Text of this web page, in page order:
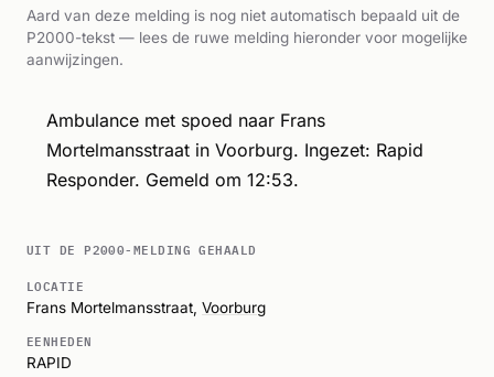
Aard van deze melding is nog niet automatisch bepaald uit de
P2000-tekst — lees de ruwe melding hieronder voor mogelijke
aanwijzingen.
Ambulance met spoed naar Frans
Mortelmansstraat in Voorburg. Ingezet: Rapid
Responder. Gemeld om 12:53.
UIT DE P2000-MELDING GEHAALD
LOCATIE
Frans Mortelmansstraat, Voorburg
EENHEDEN
RAPID